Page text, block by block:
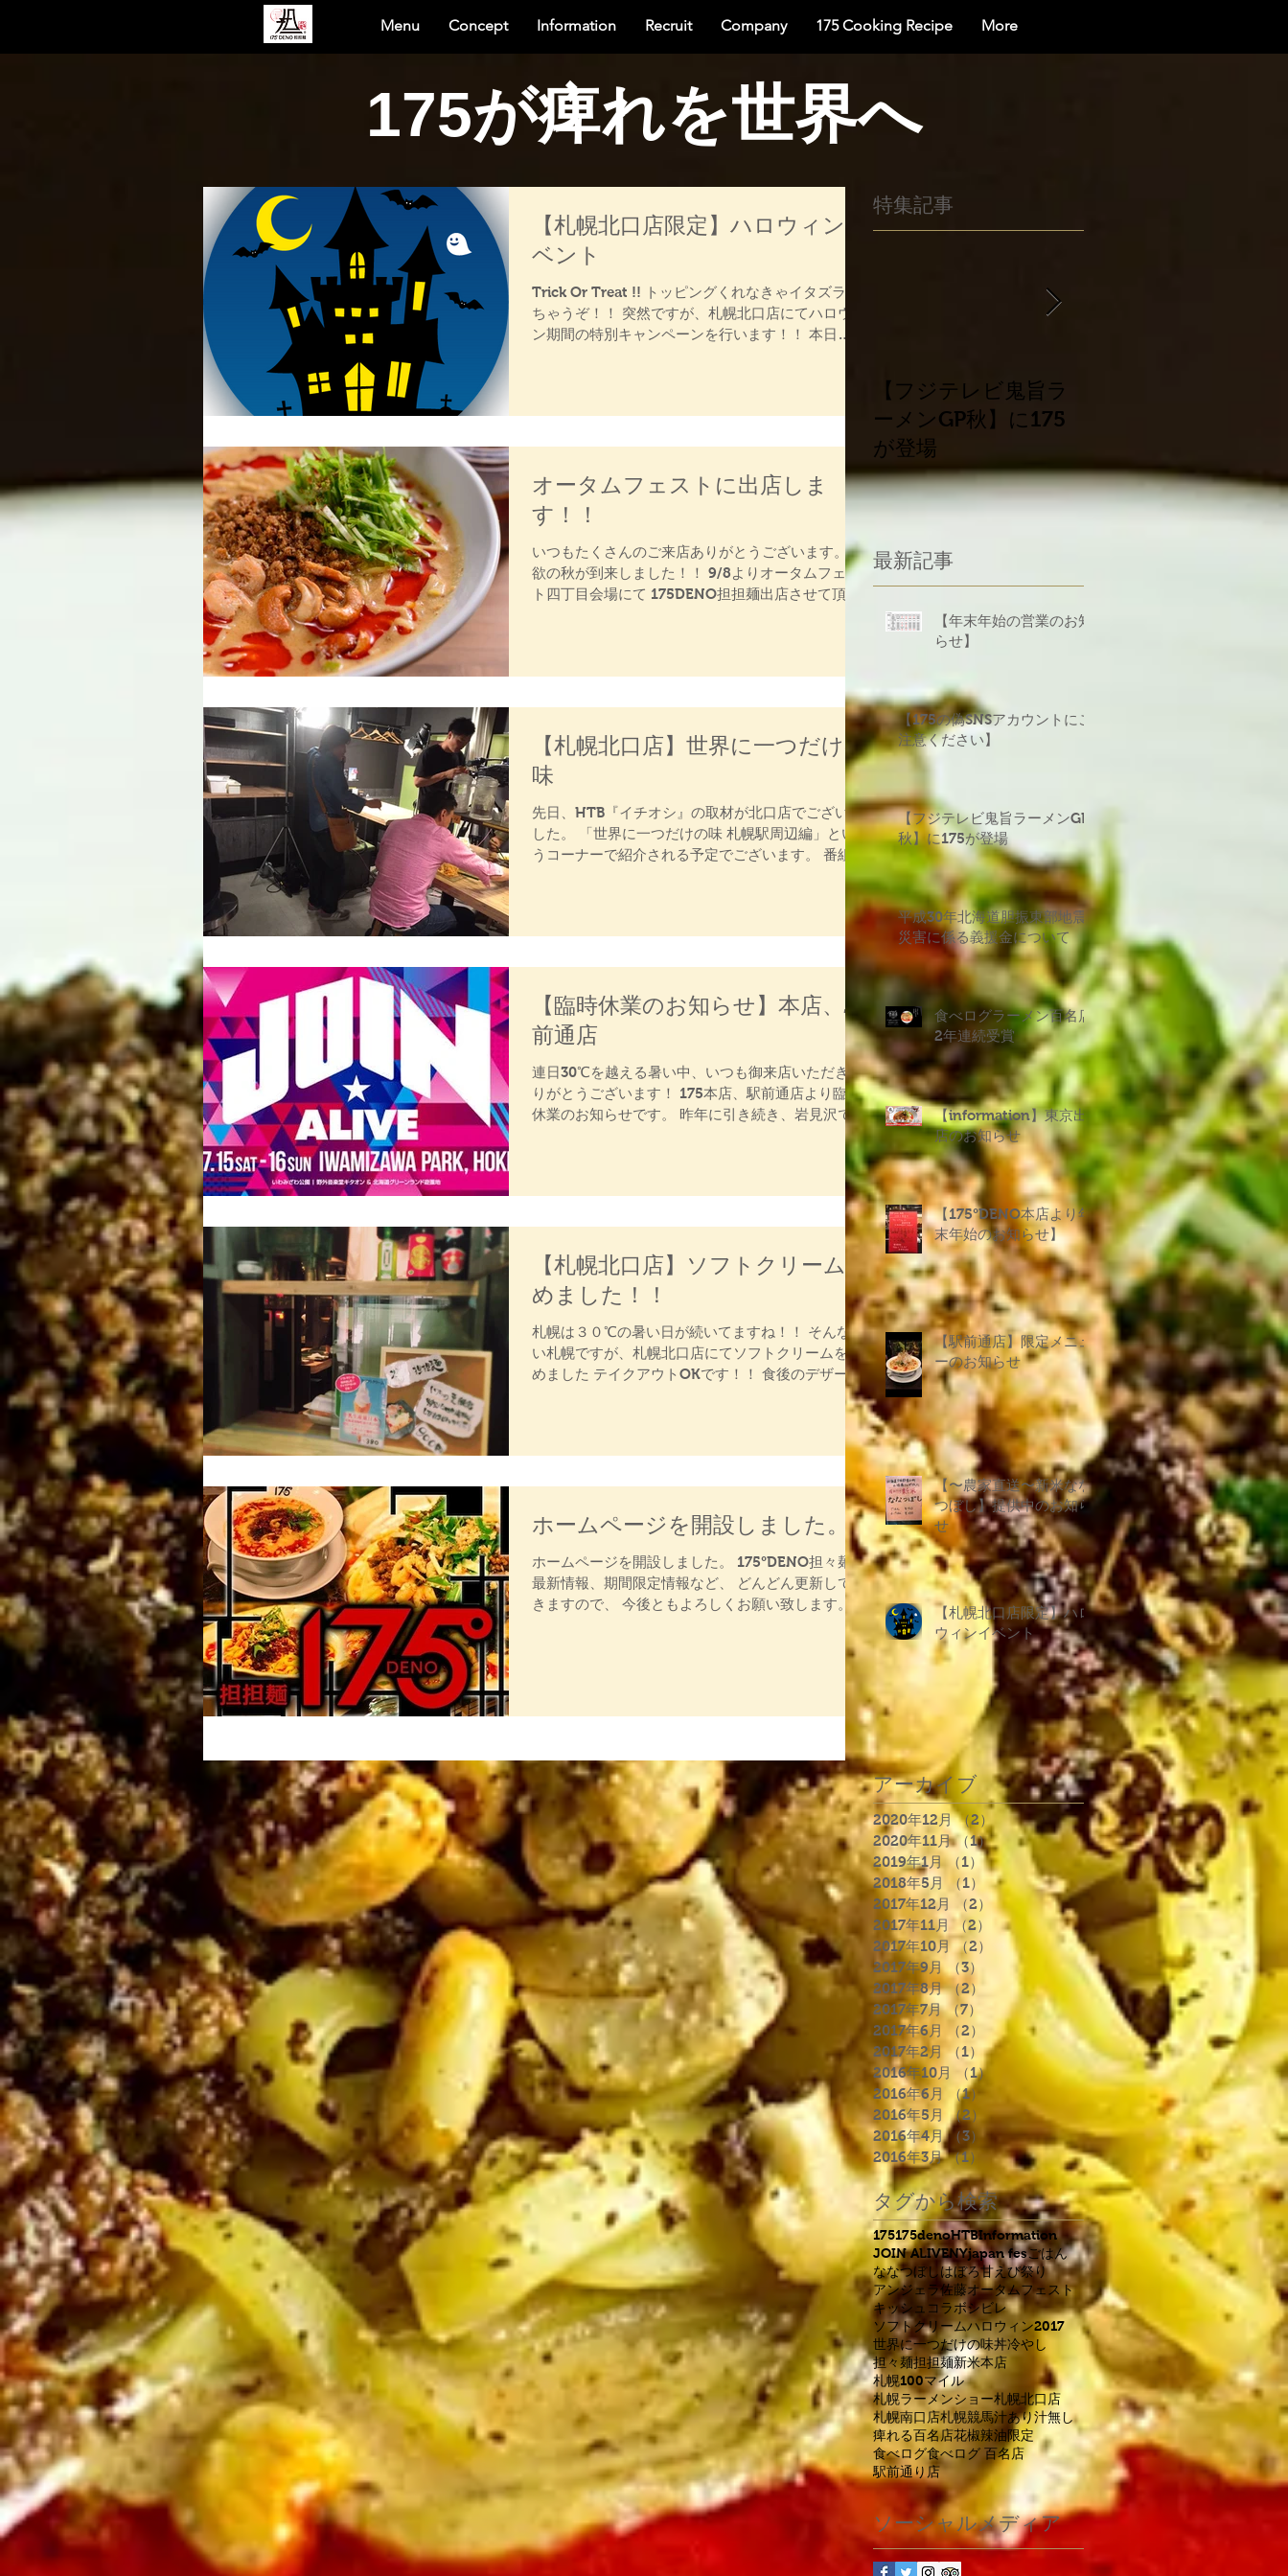
Menu Concept Information Recruit Company 175 Cooking Recipe More
175が痺れを世界へ
【札幌北口店限定】ハロウィンイ
ベント
Trick Or Treat !! トッピングくれなきゃイタズラし
ちゃうぞ！！ 突然ですが、札幌北口店にてハロウィ
ン期間の特別キャンペーンを行います！！ 本日
オータムフェストに出店しま
す！！
いつもたくさんのご来店ありがとうございます。 食
欲の秋が到来しました！！ 9/8よりオータムフェス
ト四丁目会場にて 175DENO担担麺出店させて頂き
【札幌北口店】世界に一つだけの
味
先日、HTB『イチオシ』の取材が北口店でございま
した。 「世界に一つだけの味 札幌駅周辺編」とい
うコーナーで紹介される予定でございます。 番組に
取り上げられますのも皆様のおかげでございます。
【臨時休業のお知らせ】本店、駅
前通店
連日30℃を越える暑い中、いつも御来店いただきあ
りがとうございます！ 175本店、駅前通店より臨時
休業のお知らせです。 昨年に引き続き、岩見沢で開
催される JOIN ALIVEに出店させていただきます。
そのため、7/15(土)は本店、駅前通店を臨時休業さ
【札幌北口店】ソフトクリーム始
めました！！
札幌は３０℃の暑い日が続いてますね！！ そんな暑
い札幌ですが、札幌北口店にてソフトクリームを始
めました テイクアウトOKです！！ 食後のデザート
や、ソフトクリームだけの購入も可能です！！ 別海
町産の生乳100%を使用したミルクソフトです！！...
ホームページを開設しました。
ホームページを開設しました。 175°DENO担々麺の
最新情報、期間限定情報など、 どんどん更新してい
きますので、 今後ともよろしくお願い致します。
特集記事
【フジテレビ鬼旨ラ
ーメンGP秋】に175
が登場
最新記事
【年末年始の営業のお知
らせ】
【175の偽SNSアカウントにご
注意ください】
【フジテレビ鬼旨ラーメンGP
秋】に175が登場
平成30年北海道胆振東部地震
災害に係る義援金について
食べログラーメン百名店
2年連続受賞
【information】東京出
店のお知らせ
【175°DENO本店より年
末年始のお知らせ】
【駅前通店】限定メニュ
ーのお知らせ
【〜農家直送〜新米なな
つぼし】提供中のお知ら
せ
【札幌北口店限定】ハロ
ウィンイベント
アーカイブ
2020年12月 （2）
2件の記事
2020年11月 （1）1件の記事
2019年1月 （1） 1件の記事
2018年5月
（1）1件の記事
2017年12月
（2） 2件の記事
2017年11月
（2）
2件の記事
2017年10月 （2）
2件の記事
2017年9月
（3）
3件の記事
2017年8月 （2）
2件の記事
2017年7月 （7）
7件の記事
2017年6月
（2）
2件の記事
2017年2月 （1）1件の記事
2016年10月
（1）
1件の記事
2016年6月
（1）
1件の記事
2016年5月 （2）
2件の記事
2016年4月 （3）3件の記事
2016年3月 （1） 1件の記事
タグから検索
175175denoHTBInformation
JOIN ALIVENYjapan fesごはん
ななつぼしはぼろ甘えび祭り
アンジェラ佐藤オータムフェスト
キッシュ コラボシビレ
ソフトクリームハロウィン2017
世界に一つだけの味丼冷やし
担々麺担担麺新米本店
札幌100マイル
札幌ラーメンショー札幌北口店
札幌南口店札幌競馬汁あり汁無し
痺れる百名店花椒辣油限定
食べログ食べログ 百名店
駅前通り店
ソーシャルメディア